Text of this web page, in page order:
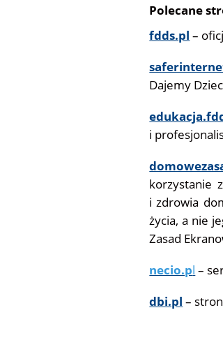
Polecane
fdds.pl –
Dajemy
i
korzystanie
i zdrowia
życia, a nie
Zasad
necio.pl –
dbi.pl –